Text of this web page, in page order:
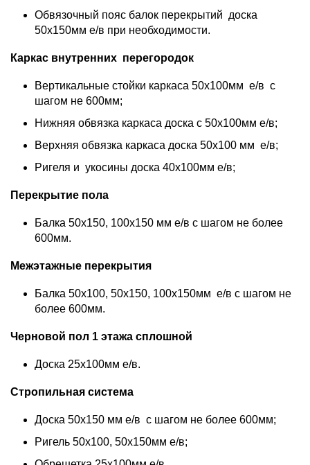
Обвязочный пояс балок перекрытий доска
50х150мм е/в при необходимости.
Каркас внутренних перегородок
Вертикальные стойки каркаса 50х100мм е/в с
шагом не 600мм;
Нижняя обвязка каркаса доска с 50х100мм е/в;
Верхняя обвязка каркаса доска 50х100 мм е/в;
Ригеля и укосины доска 40х100мм е/в;
Перекрытие пола
Балка 50х150, 100х150 мм е/в с шагом не более
600мм.
Межэтажные перекрытия
Балка 50х100, 50х150, 100х150мм е/в с шагом не
более 600мм.
Черновой пол 1 этажа сплошной
Доска 25х100мм е/в.
Стропильная система
Доска 50х150 мм е/в с шагом не более 600мм;
Ригель 50х100, 50х150мм е/в;